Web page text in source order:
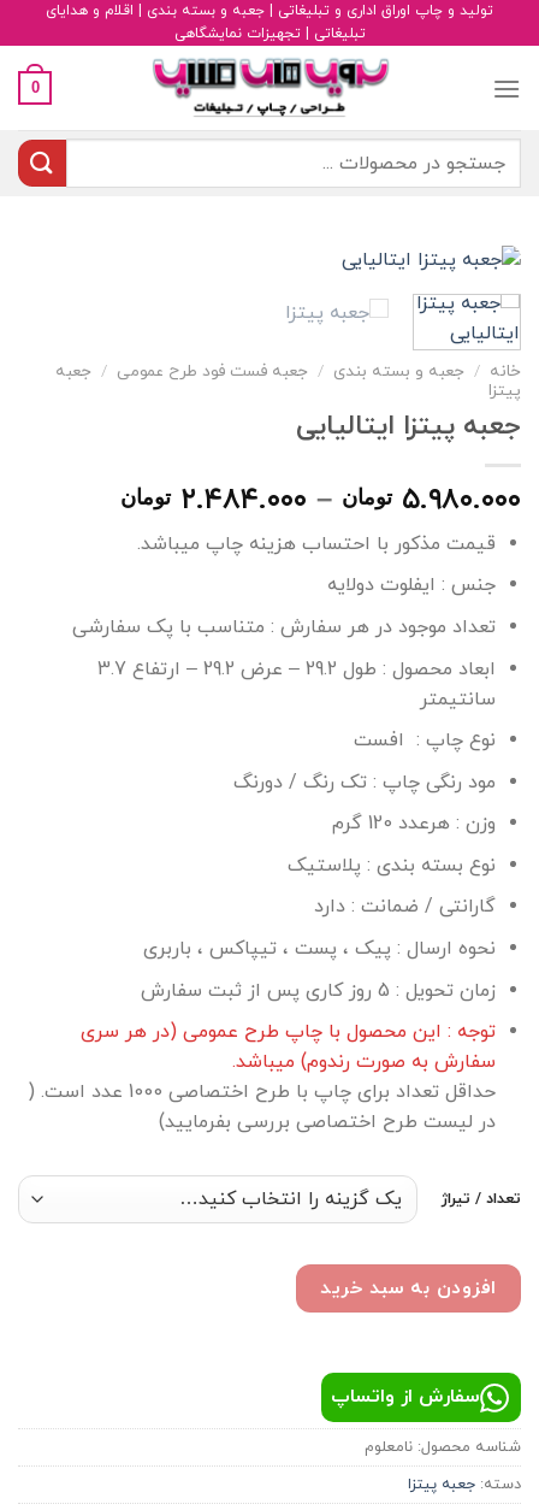
به
تولید و چاپ اوراق اداری و تبلیغاتی | جعبه و بسته بندی | اقلام و هدایای
تبلیغاتی | تجهیزات نمایشگاهی
0
جستجو
برای:
خانه / جعبه و بسته بندی / جعبه فست فود طرح عمومی / جعبه
پیتزا
جعبه پیتزا ایتالیایی
۵.۹۸۰.۰۰۰ تومان – ۲.۴۸۴.۰۰۰ تومان
۵.۹۸۰.۰۰۰ تومان
قیمت مذکور با احتساب هزینه چاپ میباشد.
جنس : ایفلوت دولایه
تعداد موجود در هر سفارش : متناسب با پک سفارشی
ابعاد محصول : طول 29.2 – عرض 29.2 – ارتفاع 3.7
سانتیمتر
نوع چاپ : افست
مود رنگی چاپ : تک رنگ / دورنگ
وزن : هرعدد 120 گرم
نوع بسته بندی : پلاستیک
گارانتی / ضمانت : دارد
نحوه ارسال : پیک ، پست ، تیپاکس ، باربری
زمان تحویل : 5 روز کاری پس از ثبت سفارش
توجه : این محصول با چاپ طرح عمومی (در هر سری
سفارش به صورت رندوم) میباشد.
حداقل تعداد برای چاپ با طرح اختصاصی 1000 عدد است. (
در لیست طرح اختصاصی بررسی بفرمایید)
تعداد / تیراژ
افزودن به سبد خرید
سفارش از واتساپ
شناسه محصول: نامعلوم
دسته: جعبه پیتزا